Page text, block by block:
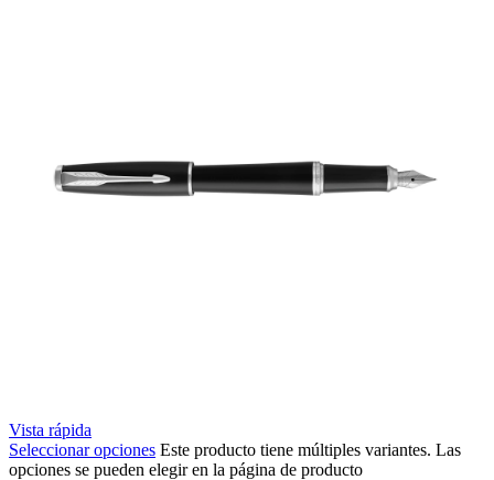
Vista rápida
Seleccionar opciones Este producto tiene múltiples variantes. Las
opciones se pueden elegir en la página de producto